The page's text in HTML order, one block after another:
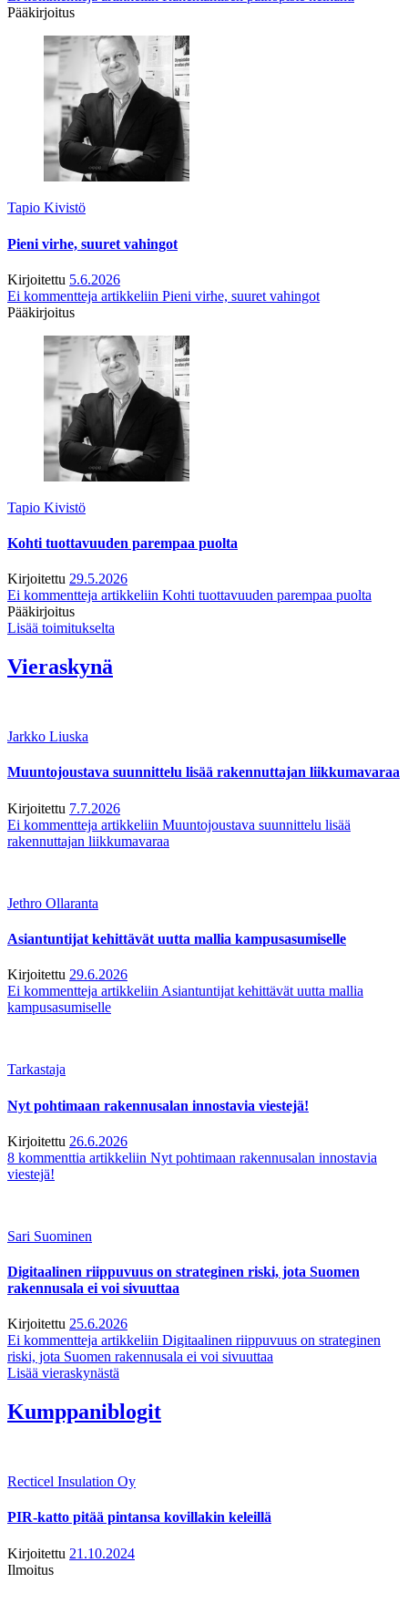
Pääkirjoitus
Tapio Kivistö
Pieni virhe, suuret vahingot
Kirjoitettu 5.6.2026
Ei kommentteja artikkeliin Pieni virhe, suuret vahingot
Pääkirjoitus
Tapio Kivistö
Kohti tuottavuuden parempaa puolta
Kirjoitettu 29.5.2026
Ei kommentteja artikkeliin Kohti tuottavuuden parempaa puolta
Pääkirjoitus
Lisää toimitukselta
Vieraskynä
Jarkko Liuska
Muuntojoustava suunnittelu lisää rakennuttajan liikkumavaraa
Kirjoitettu 7.7.2026
Ei kommentteja artikkeliin Muuntojoustava suunnittelu lisää
rakennuttajan liikkumavaraa
Jethro Ollaranta
Asiantuntijat kehittävät uutta mallia kampusasumiselle
Kirjoitettu 29.6.2026
Ei kommentteja artikkeliin Asiantuntijat kehittävät uutta mallia
kampusasumiselle
Tarkastaja
Nyt pohtimaan rakennusalan innostavia viestejä!
Kirjoitettu 26.6.2026
8 kommenttia artikkeliin Nyt pohtimaan rakennusalan innostavia
viestejä!
Sari Suominen
Digitaalinen riippuvuus on strateginen riski, jota Suomen
rakennusala ei voi sivuuttaa
Kirjoitettu 25.6.2026
Ei kommentteja artikkeliin Digitaalinen riippuvuus on strateginen
riski, jota Suomen rakennusala ei voi sivuuttaa
Lisää vieraskynästä
Kumppaniblogit
Recticel Insulation Oy
PIR-katto pitää pintansa kovillakin keleillä
Kirjoitettu 21.10.2024
Ilmoitus